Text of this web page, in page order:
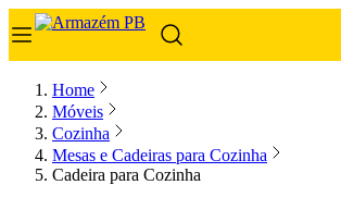
Home
Móveis
Cozinha
Mesas e Cadeiras para Cozinha
Cadeira para Cozinha